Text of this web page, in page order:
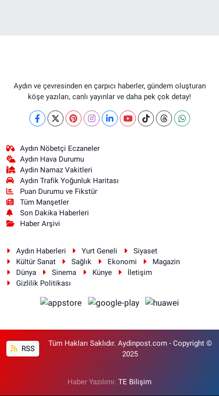
Aydın ve çevresinden en çarpıcı haberler, gündem oluşturan
köşe yazıları, canlı yayınlar ve daha pek çok detay!
Aydın Nöbetçi Eczaneler
Aydın Hava Durumu
Aydin Namaz Vakitleri
Aydın Trafik Yoğunluk Haritası
Puan Durumu ve Fikstür
Tüm Manşetler
Son Dakika Haberleri
Haber Arşivi
Aydın Haberleri Yurt Geneli
Siyaset
Kültür Sanat
Sağlık Ekonomi
Magazin
Dünya
Sinema Künye
İletişim
Gizlilik Politikası
RSS
Tüm Hakları Saklıdır. Aydinpost.com - Copyright ©
2025
Haber Yazılımı: TE Bilişim